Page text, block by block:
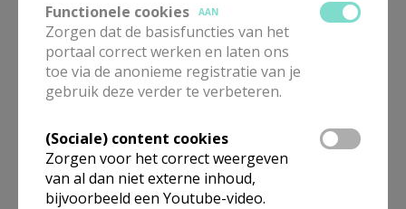
Deel dit artikel
Functionele cookies
AAN
Zorgen dat de basisfuncties van het
portaal correct werken en laten ons
toe via de anonieme registratie van je
gebruik deze verder te verbeteren.
(Sociale) content cookies
Zorgen voor het correct weergeven
van al dan niet externe inhoud,
bijvoorbeeld een Youtube-video.